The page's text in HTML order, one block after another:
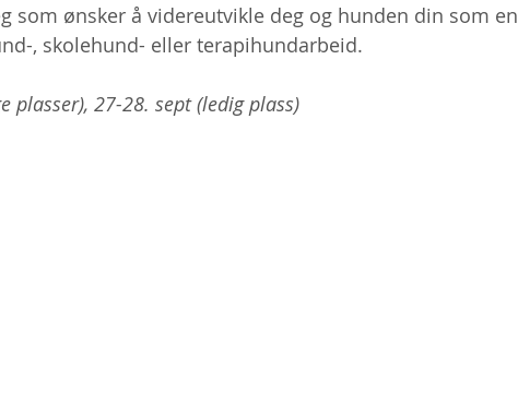
som ønsker å videreutvikle deg og hunden din som en
, skolehund- eller terapihundarbeid.
plasser), 27-28. sept (ledig plass)